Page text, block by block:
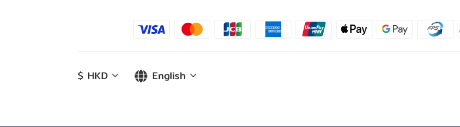
$ HKD English